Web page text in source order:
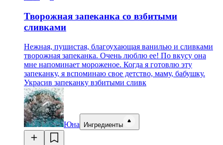
Творожная запеканка со взбитыми
сливками
Нежная, пушистая, благоухающая ванилью и сливками
творожная запеканка. Очень люблю ее! По вкусу она
мне напоминает мороженое. Когда я готовлю эту
запеканку, я вспоминаю свое детство, маму, бабушку.
Украсив запеканку взбитыми сливк
Юна Ингредиенты